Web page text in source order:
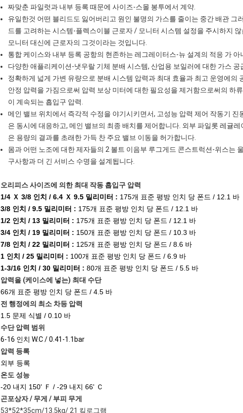
짜맞춘 파일럿과 내부 등록 때문에 사이즈-스몰 봉투에서 계약.
유일한것 어떤 블리드도 잃어버리고 원인 불명의 가스를 줄이는 중간 배관 그
드를 고려하는 시스템-플렉스이블 근로자 / 모니터 시스템 설정을 주시하지
모니터 대신에 근로자의 그것이라는 것입니다.
통합 케이스와 내부 등록 공항의 현존하는 레그레이터스-뉴 설계의 적응 가 아
다양한 애플리케이션-냇우랄 기체 분배 시스템, 산업용 보일러에 대한 가스 공
정확하게 넓게 가변 유량으로 분배 시스템 압력과 최대 효율과 최고 운영에의
안정 압력을 가짐으로써 압력 보상 미터에 대한 필요성을 제거함으로써의 하
이 계속되는 흡입구 압력.
메인 밸브 위치에서 즉각적 수정을 야기시키면서, 고성능 압력 제어 작동기
은 동시에 대응하고, 메인 밸브의 최종 배치를 제어합니다. 외부 파일롯 레귤
은 용량의 결과를 초래한 가득 찬 주요 밸브 이동을 허가합니다.
몸과 어떤 노조에 대한 제자들의 2 볼트 이음부 루그게드 콘스트럭션-위스는
구사항과 더 긴 서비스 수명을 설계됩니다.
오리피스 사이즈에 의한 최대 작동 흡입구 압력
1/4 Ｘ 3/8 인치 / 6.4 Ｘ 9.5 밀리미터 : 175개 표준 평방 인치 당 폰드 / 12.1 바
3/8 인치 / 9.5 밀리미터 : 175개 표준 평방 인치 당 폰드 / 12.1 바
1/2 인치 / 13 밀리미터 : 175개 표준 평방 인치 당 폰드 / 12.1 바
3/4 인치 / 19 밀리미터 : 150개 표준 평방 인치 당 폰드 / 10.3 바
7/8 인치 / 22 밀리미터 : 125개 표준 평방 인치 당 폰드 / 8.6 바
1 인치 / 25 밀리미터 : 100개 표준 평방 인치 당 폰드 / 6.9 바
1-3/16 인치 / 30 밀리미터 : 80개 표준 평방 인치 당 폰드 / 5.5 바
압력을 (케이스에 넣는) 최대 수단
66개 표준 평방 인치 당 폰드 / 4.5 바
전 행정에의 최소 차등 압력
1.5 문제 식별 / 0.10 바
수단 압력 범위
6-16 인치 W.C / 0.41-1.1bar
압력 등록
외부 등록
온도 성능
-20 내지 150' Ｆ / -29 내지 66' Ｃ
곤포상자 / 무게 / 부피 무게
53*52*35cm/13.5kg/ 21 킬로그램